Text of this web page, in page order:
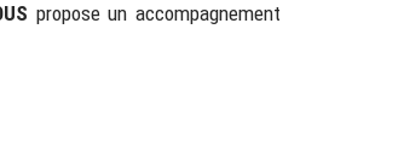
propose un accompagnement